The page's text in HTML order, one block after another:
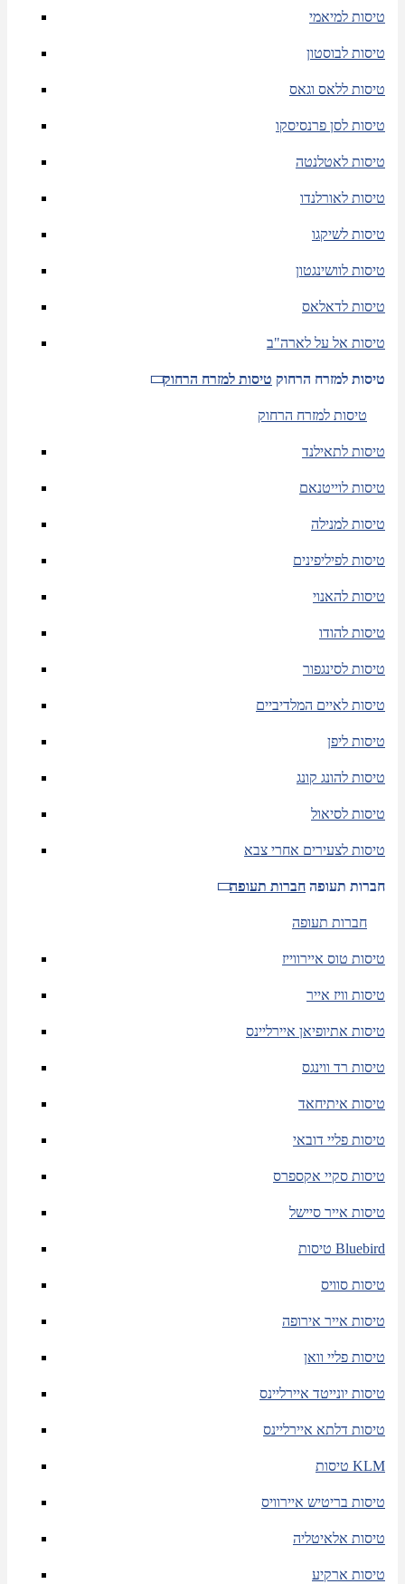
טיסות למיאמי
טיסות לבוסטון
טיסות ללאס וגאס
טיסות לסן פרנסיסקו
טיסות לאטלנטה
טיסות לאורלנדו
טיסות לשיקגו
טיסות לוושינגטון
טיסות לדאלאס
טיסות אל על לארה"ב
טיסות למזרח הרחוק טיסות למזרח הרחוק
טיסות למזרח הרחוק
טיסות לתאילנד
טיסות לוייטנאם
טיסות למנילה
טיסות לפיליפינים
טיסות להאנוי
טיסות להודו
טיסות לסינגפור
טיסות לאיים המלדיביים
טיסות ליפן
טיסות להונג קונג
טיסות לסיאול
טיסות לצעירים אחרי צבא
חברות תעופה חברות תעופה
חברות תעופה
טיסות טוס איירווייז
טיסות וויז אייר
טיסות אתיופיאן איירליינס
טיסות רד ווינגס
טיסות איתיחאד
טיסות פליי דובאי
טיסות סקיי אקספרס
טיסות אייר סיישל
טיסות Bluebird
טיסות סוויס
טיסות אייר אירופה
טיסות פליי וואן
טיסות יונייטד איירליינס
טיסות דלתא איירליינס
טיסות KLM
טיסות בריטיש איירוויס
טיסות אלאיטליה
טיסות ארקיע